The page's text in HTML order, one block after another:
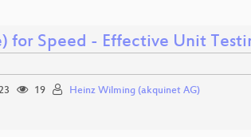
for Speed - Effective Unit
19 Heinz Wilming (akquinet AG)